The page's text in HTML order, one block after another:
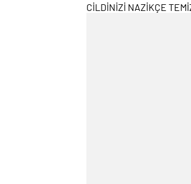
CİLDİNİZİ NAZİKÇE